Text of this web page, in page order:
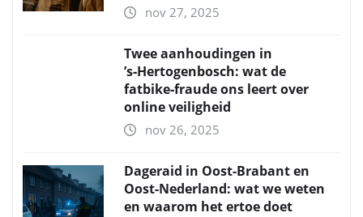
nov 27, 2025
Twee aanhoudingen in
’s‑Hertogenbosch: wat de
fatbike‑fraude ons leert over
online veiligheid
nov 26, 2025
Dageraid in Oost-Brabant en
Oost-Nederland: wat we weten
en waarom het ertoe doet